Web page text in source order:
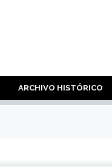
ARCHIVO HISTÓRICO